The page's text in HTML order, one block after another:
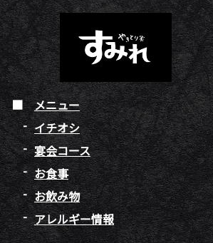
メニュー
イチオシ
宴会コース
お食事
お飲み物
アレルギー情報